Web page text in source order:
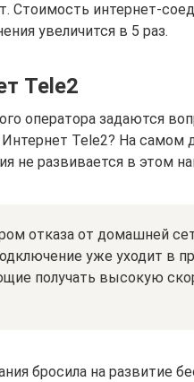
Стоимость интернет-
увеличится в 5 раз.
Tele2
оператора задаются
Tele2? На самом
не развивается в этом
отказа от домашней
уже уходит в
получать высокую
бросила на развитие